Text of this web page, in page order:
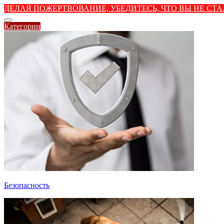
ДЕЛАЯ ПОЖЕРТВОВАНИЕ, УБЕДИТЕСЬ, ЧТО ВЫ НЕ
Категории
Безопасность